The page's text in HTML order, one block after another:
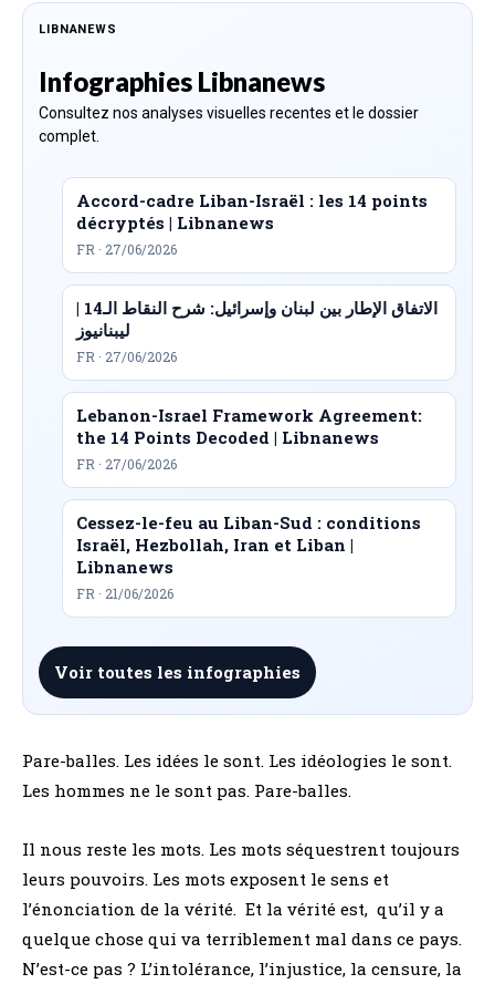
LIBNANEWS
Infographies Libnanews
Consultez nos analyses visuelles recentes et le dossier
complet.
Accord-cadre Liban-Israël : les 14 points
décryptés | Libnanews
FR · 27/06/2026
الاتفاق الإطار بين لبنان وإسرائيل: شرح النقاط الـ14 |
ليبنانيوز
FR · 27/06/2026
Lebanon-Israel Framework Agreement:
the 14 Points Decoded | Libnanews
FR · 27/06/2026
Cessez-le-feu au Liban-Sud : conditions
Israël, Hezbollah, Iran et Liban |
Libnanews
FR · 21/06/2026
Voir toutes les infographies
Pare-balles. Les idées le sont. Les idéologies le sont.
Les hommes ne le sont pas. Pare-balles.
Il nous reste les mots. Les mots séquestrent toujours
leurs pouvoirs. Les mots exposent le sens et
l’énonciation de la vérité. Et la vérité est, qu’il y a
quelque chose qui va terriblement mal dans ce pays.
N’est-ce pas ? L’intolérance, l’injustice, la censure, la